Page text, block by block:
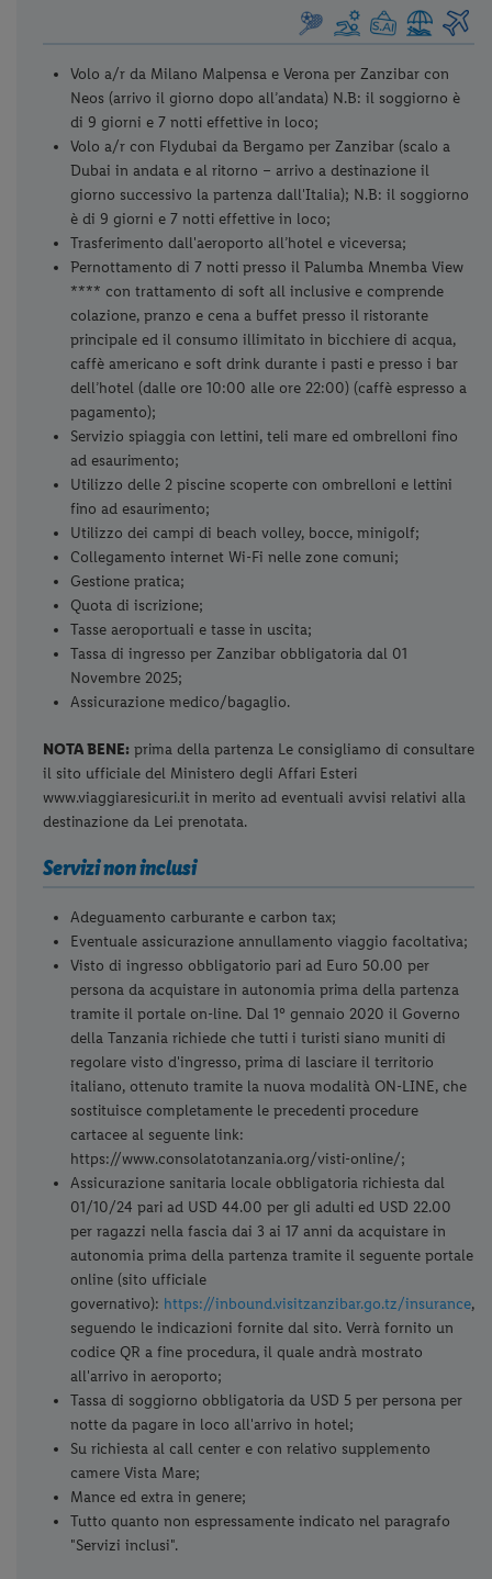
Volo a/r da Milano Malpensa e Verona per Zanzibar con
Neos (arrivo il giorno dopo all’andata) N.B: il soggiorno è
di 9 giorni e 7 notti effettive in loco;
Volo a/r con Flydubai da Bergamo per Zanzibar (scalo a
Dubai in andata e al ritorno – arrivo a destinazione il
giorno successivo la partenza dall'Italia); N.B: il soggiorno
è di 9 giorni e 7 notti effettive in loco;
Trasferimento dall'aeroporto all’hotel e viceversa;
Pernottamento di 7 notti presso il Palumba Mnemba View
**** con trattamento di soft all inclusive e comprende
colazione, pranzo e cena a buffet presso il ristorante
principale ed il consumo illimitato in bicchiere di acqua,
caffè americano e soft drink durante i pasti e presso i bar
dell’hotel (dalle ore 10:00 alle ore 22:00) (caffè espresso a
pagamento);
Servizio spiaggia con lettini, teli mare ed ombrelloni fino
ad esaurimento;
Utilizzo delle 2 piscine scoperte con ombrelloni e lettini
fino ad esaurimento;
Utilizzo dei campi di beach volley, bocce, minigolf;
Collegamento internet Wi-Fi nelle zone comuni;
Gestione pratica;
Quota di iscrizione;
Tasse aeroportuali e tasse in uscita;
Tassa di ingresso per Zanzibar obbligatoria dal 01
Novembre 2025;
Assicurazione medico/bagaglio.
NOTA BENE: prima della partenza Le consigliamo di consultare
il sito ufficiale del Ministero degli Affari Esteri
www.viaggiaresicuri.it in merito ad eventuali avvisi relativi alla
destinazione da Lei prenotata.
Servizi non inclusi
Adeguamento carburante e carbon tax;
Eventuale assicurazione annullamento viaggio facoltativa;
Visto di ingresso obbligatorio pari ad Euro 50.00 per
persona da acquistare in autonomia prima della partenza
tramite il portale on-line. Dal 1° gennaio 2020 il Governo
della Tanzania richiede che tutti i turisti siano muniti di
regolare visto d'ingresso, prima di lasciare il territorio
italiano, ottenuto tramite la nuova modalità ON-LINE, che
sostituisce completamente le precedenti procedure
cartacee al seguente link:
https://www.consolatotanzania.org/visti-online/;
Assicurazione sanitaria locale obbligatoria richiesta dal
01/10/24 pari ad USD 44.00 per gli adulti ed USD 22.00
per ragazzi nella fascia dai 3 ai 17 anni da acquistare in
autonomia prima della partenza tramite il seguente portale
online (sito ufficiale
governativo): https://inbound.visitzanzibar.go.tz/insurance,
seguendo le indicazioni fornite dal sito. Verrà fornito un
codice QR a fine procedura, il quale andrà mostrato
all'arrivo in aeroporto;
Tassa di soggiorno obbligatoria da USD 5 per persona per
notte da pagare in loco all'arrivo in hotel;
Su richiesta al call center e con relativo supplemento
camere Vista Mare;
Mance ed extra in genere;
Tutto quanto non espressamente indicato nel paragrafo
"Servizi inclusi".